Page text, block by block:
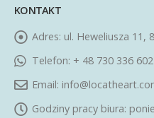
KONTAKT
Adres: ul. Heweliusza 11,
Telefon: + 48 730 336 602
Email:
Godziny pracy biura: